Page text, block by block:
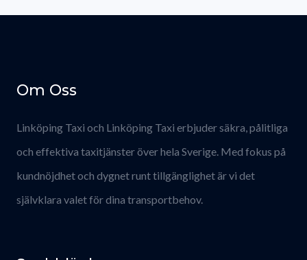
Om Oss
Linköping Taxi och Linköping Taxi erbjuder säkra, pålitliga
och effektiva taxitjänster över hela Sverige. Med fokus på
kundnöjdhet och dygnet runt tillgänglighet är vi det
självklara valet för dina transportbehov.